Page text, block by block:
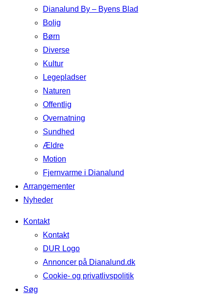
Dianalund By – Byens Blad
Bolig
Børn
Diverse
Kultur
Legepladser
Naturen
Offentlig
Overnatning
Sundhed
Ældre
Motion
Fjernvarme i Dianalund
Arrangementer
Nyheder
Kontakt
Kontakt
DUR Logo
Annoncer på Dianalund.dk
Cookie- og privatlivspolitik
Søg